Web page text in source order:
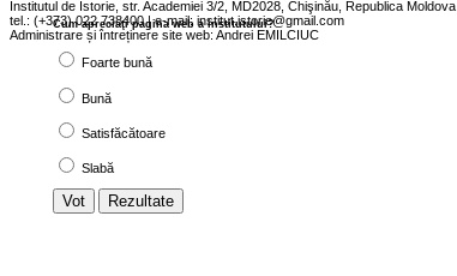
Cum apreciaţi pagina web a institutului?
Foarte bună
Bună
Satisfăcătoare
Slabă
Institutul de Istorie, str. Academiei 3/2, MD2028, Chişinău, Republica Moldova
tel.: (+373) 022 738400 | e-mail: institut.istorie@gmail.com
Administrare și întreținere site web: Andrei EMILCIUC